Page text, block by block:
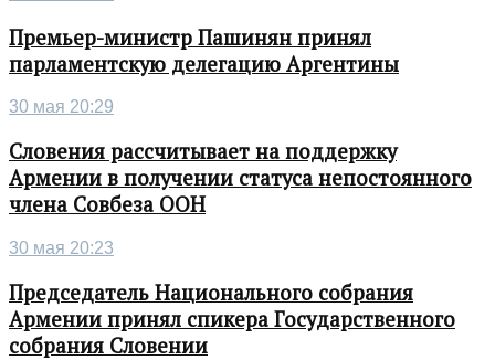
Премьер-министр Пашинян принял
парламентскую делегацию Аргентины
30 мая 20:29
Словения рассчитывает на поддержку
Армении в получении статуса непостоянного
члена Совбеза ООН
30 мая 20:23
Председатель Национального собрания
Армении принял спикера Государственного
собрания Словении